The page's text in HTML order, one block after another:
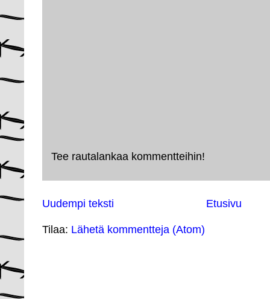
Tee rautalankaa kommentteihin!
Uudempi teksti Etusivu
Tilaa: Lähetä kommentteja (Atom)